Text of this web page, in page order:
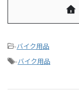
-バイク用品
-バイク用品